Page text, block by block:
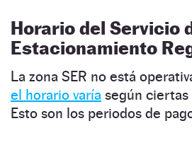
Horario del Servicio
Estacionamiento
La zona SER no está
el horario varía según
Esto son los periodos de